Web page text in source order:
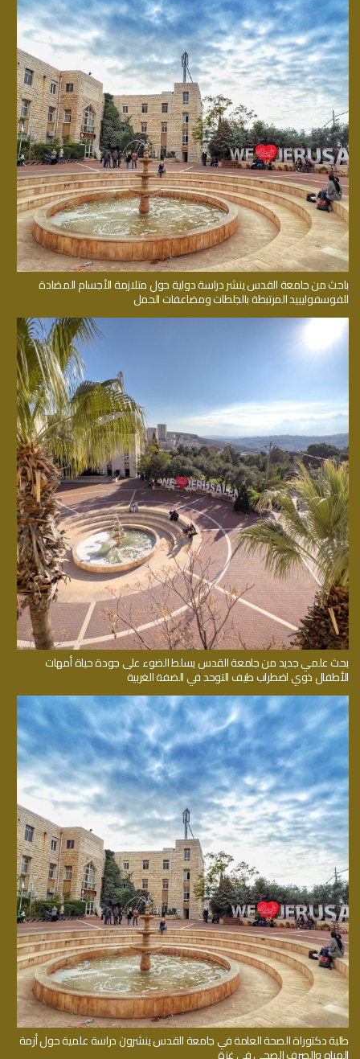
باحث من جامعة القدس ينشر دراسة دولية حول متلازمة الأجسام المضادة
للفوسفوليبيد المرتبطة بالجلطات ومضاعفات الحمل
بحث علمي جديد من جامعة القدس يسلط الضوء على جودة حياة أمهات
الأطفال ذوي اضطراب طيف التوحد في الضفة الغربية
طلبة دكتوراة الصحة العامة في جامعة القدس ينشرون دراسة علمية حول أزمة